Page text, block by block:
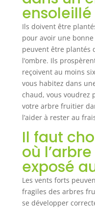
ensoleillé
Ils doivent être
pour avoir une
peuvent être plantés
l’ombre. Ils
reçoivent au moins
vous habitez dans
chaud, vous voudrez
votre arbre fruitier
l’aider à rester au
Il faut
où
exposé
Les vents forts
fragiles des arbres
se développer